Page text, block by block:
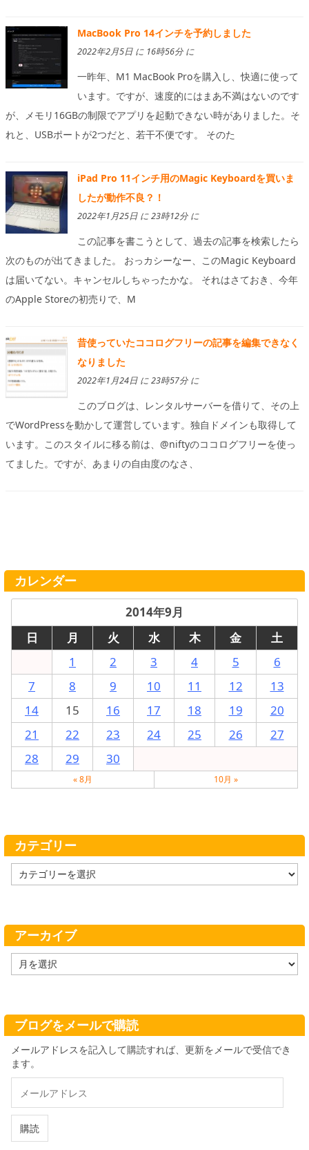
MacBook Pro 14インチを予約しました
2022年2月5日 に 16時56分 に
一昨年、M1 MacBook Proを購入し、快適に使って
います。ですが、速度的にはまあ不満はないのです
が、メモリ16GBの制限でアプリを起動できない時がありました。そ
れと、USBポートが2つだと、若干不便です。 そのた
iPad Pro 11インチ用のMagic Keyboardを買いま
したが動作不良？！
2022年1月25日 に 23時12分 に
この記事を書こうとして、過去の記事を検索したら
次のものが出てきました。 おっカシーなー、このMagic Keyboard
は届いてない。キャンセルしちゃったかな。 それはさておき、今年
のApple Storeの初売りで、M
昔使っていたココログフリーの記事を編集できなく
なりました
2022年1月24日 に 23時57分 に
このブログは、レンタルサーバーを借りて、その上
でWordPressを動かして運営しています。独自ドメインも取得して
います。このスタイルに移る前は、@niftyのココログフリーを使っ
てました。ですが、あまりの自由度のなさ、
カレンダー
2014年9月
日
月 火 水 木 金
土
1
2 3 4 5
6
7
8 9 10 11 12
13
14
15 16 17 18 19
20
21
22 23 24 25 26
27
28
29 30
« 8月 10月 »
カテゴリー
テ
ー
アーカイブ
ー
ブ
ブログをメールで購読
メールアドレスを記入して購読すれば、更新をメールで受信でき
ます。
ル
ド
購読